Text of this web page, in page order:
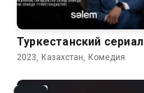
Туркестанский сериал
2023, Казахстан, Комедия